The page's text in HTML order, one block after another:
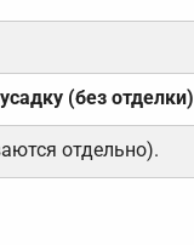
(без отделки)
отдельно).